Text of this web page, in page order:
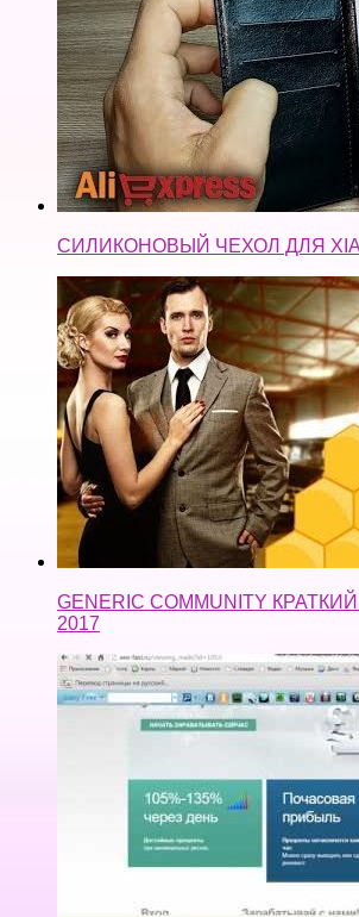
СИЛИКОНОВЫЙ ЧЕХОЛ ДЛЯ
GENERIC COMMUNITY
2017